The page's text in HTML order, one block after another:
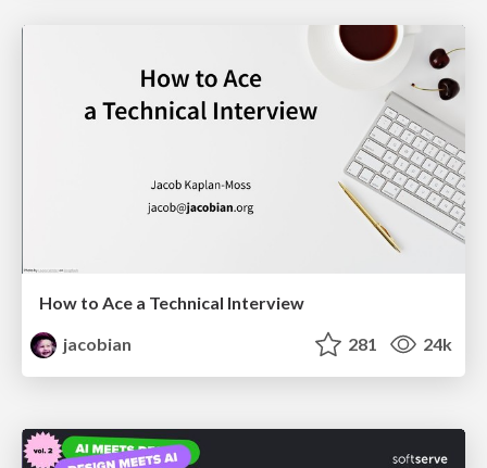
How to Ace a Technical Interview
jacobian
281 24k